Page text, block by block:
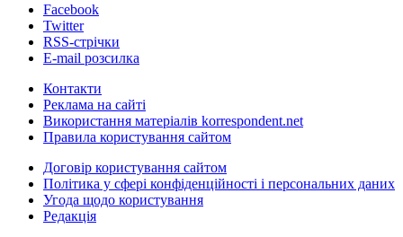
Facebook
Twitter
RSS-стрічки
E-mail розсилка
Контакти
Реклама на сайті
Використання матеріалів korrespondent.net
Правила користування сайтом
Договір користування сайтом
Політика у сфері конфіденційності і персональних даних
Угода щодо користування
Редакція